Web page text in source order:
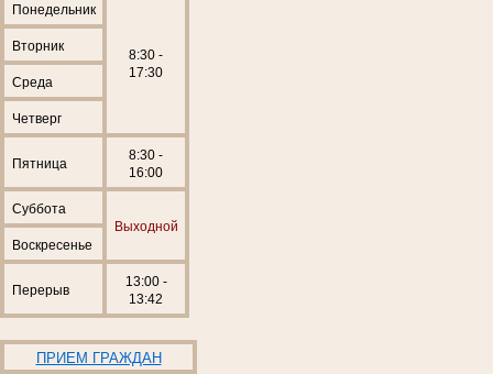
Понедельник
8:30 -
17:30
Вторник
Среда
Четверг
Пятница
8:30 -
16:00
Суббота
Выходной
Воскресенье
Перерыв
13:00 -
13:42
ПРИЕМ ГРАЖДАН